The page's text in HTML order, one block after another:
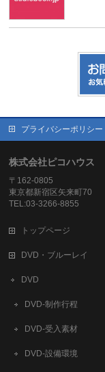
プライバシーポリシー
株式会社ピコハウス
〒162-0805
東京都新宿区矢来町70
TEL:03-3266-8855
トップページ
DVD・ブルーレイ
DVD
DVD-制作行程
DVD-受入素材
DVD-設備環境